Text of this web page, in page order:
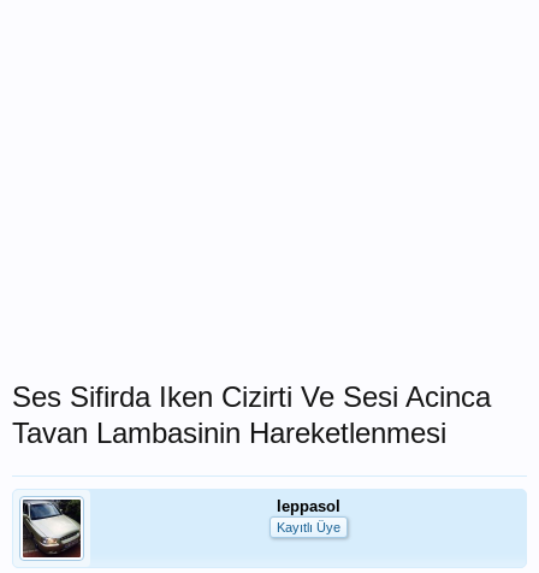
Ses Sifirda Iken Cizirti Ve Sesi Acinca
Tavan Lambasinin Hareketlenmesi
leppasol
Kayıtlı Üye